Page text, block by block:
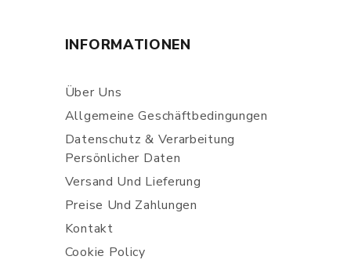
INFORMATIONEN
Über Uns
Allgemeine Geschäftbedingungen
Datenschutz & Verarbeitung
Persönlicher Daten
Versand Und Lieferung
Preise Und Zahlungen
Kontakt
Cookie Policy